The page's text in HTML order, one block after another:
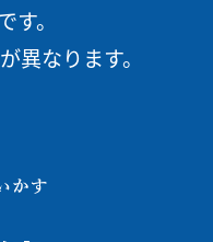
。
異なります。